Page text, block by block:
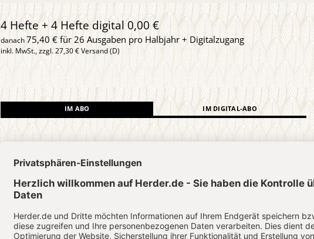
4 Hefte + 4 Hefte digital 0,00 €
danach75,40 € für 26 Ausgaben pro Halbjahr + Digitalzugang
inkl. MwSt., zzgl. 27,30 € Versand (D)
IM ABO IM DIGITAL-ABO
Abo testen